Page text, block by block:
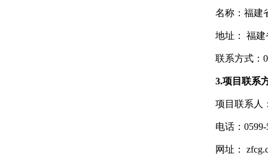
名称： 福建
地址： 福建
联系方式：
3.项目联系
项目联系人
电话：0599-
网址：